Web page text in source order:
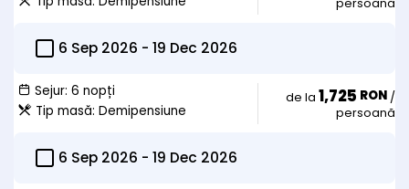
1. Anularea integrala intr-un interval cuprins de pana la 30 zile in
2. Anularea integrala intre 30 – 11 zile se va achita o penalizare
rezervarii si facturii proforme emise
3. Anularea integrala intre 10 – 6 zile se va achita o penalizare
echivalenta cu 70% din valoarea valoarea avansului achitat
4. Anularea integrala cu cel mult 5 zile in prealabil zilei de intrare
(check-in) avansul achitat se va retine integral, respectiv 100%
6 Sep 2026 - 19 Dec 2026
Sejur: 6 nopți
Tip masă: Demipensiune
de la 1,725 RON /
persoană
6 Sep 2026 - 19 Dec 2026